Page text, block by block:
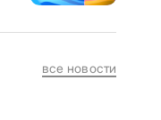
все новости